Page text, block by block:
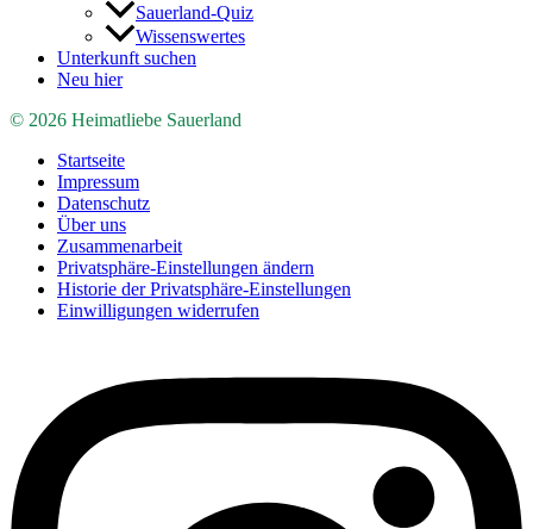
Sauerland-Quiz
Wissenswertes
Unterkunft suchen
Neu hier
© 2026 Heimatliebe Sauerland
Startseite
Impressum
Datenschutz
Über uns
Zusammenarbeit
Privatsphäre-Einstellungen ändern
Historie der Privatsphäre-Einstellungen
Einwilligungen widerrufen